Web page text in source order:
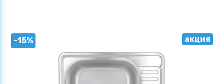
-15% акция